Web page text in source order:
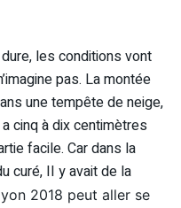
les conditions vont
pas. La montée
une tempête de neige,
cinq à dix centimètres
facile. Car dans la
curé, II y avait de la
2018 peut aller se